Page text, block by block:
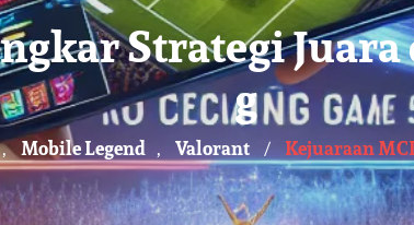
Strategi
g
, Mobile Legend , Valorant / Kejuaraan